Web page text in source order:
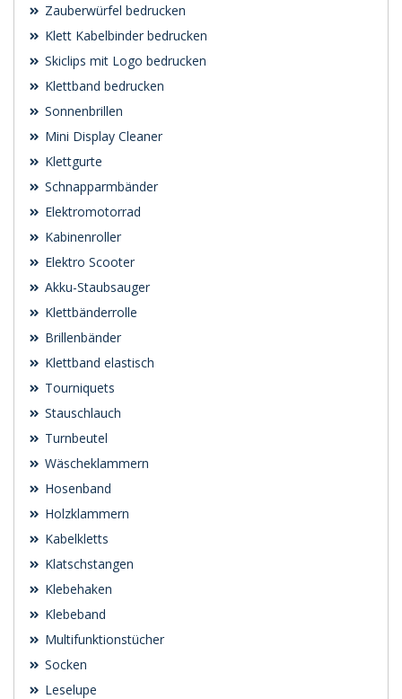
Zauberwürfel bedrucken
Klett Kabelbinder bedrucken
Skiclips mit Logo bedrucken
Klettband bedrucken
Sonnenbrillen
Mini Display Cleaner
Klettgurte
Schnapparmbänder
Elektromotorrad
Kabinenroller
Elektro Scooter
Akku-Staubsauger
Klettbänderrolle
Brillenbänder
Klettband elastisch
Tourniquets
Stauschlauch
Turnbeutel
Wäscheklammern
Hosenband
Holzklammern
Kabelkletts
Klatschstangen
Klebehaken
Klebeband
Multifunktionstücher
Socken
Leselupe